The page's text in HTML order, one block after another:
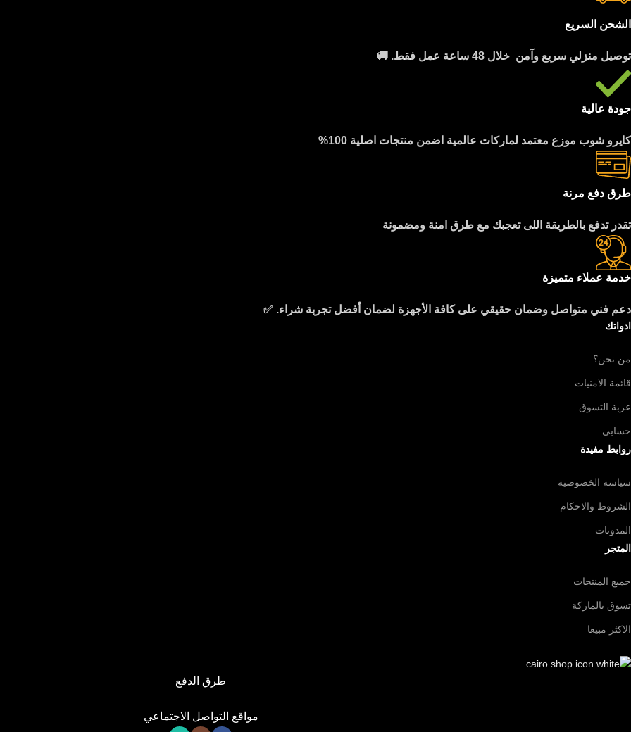
الشحن السريع
توصيل منزلي سريع وآمن خلال 48 ساعة عمل فقط. 🚚
جودة عالية
كايرو شوب موزع معتمد لماركات عالمية اضمن منتجات اصلية 100%
طرق دفع مرنة
تقدر تدفع بالطريقة اللى تعجبك مع طرق امنة ومضمونة
خدمة عملاء متميزة
دعم فني متواصل وضمان حقيقي على كافة الأجهزة لضمان أفضل تجربة شراء. ✅
ادواتك
من نحن؟
قائمة الامنيات
عربة التسوق
حسابي
روابط مفيدة
سياسة الخصوصية
الشروط والاحكام
المدونات
المتجر
جميع المنتجات
تسوق بالماركة
الاكثر مبيعا
طرق الدفع
مواقع التواصل الاجتماعي